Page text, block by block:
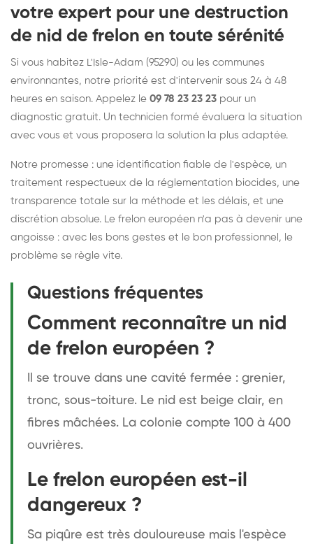
votre expert pour une destruction
de nid de frelon en toute sérénité
Si vous habitez L'Isle-Adam (95290) ou les communes
environnantes, notre priorité est d'intervenir sous 24 à 48
heures en saison. Appelez le 09 78 23 23 23 pour un
diagnostic gratuit. Un technicien formé évaluera la situation
avec vous et vous proposera la solution la plus adaptée.
Notre promesse : une identification fiable de l'espèce, un
traitement respectueux de la réglementation biocides, une
transparence totale sur la méthode et les délais, et une
discrétion absolue. Le frelon européen n'a pas à devenir une
angoisse : avec les bons gestes et le bon professionnel, le
problème se règle vite.
Questions fréquentes
Comment reconnaître un nid
de frelon européen ?
Il se trouve dans une cavité fermée : grenier,
tronc, sous-toiture. Le nid est beige clair, en
fibres mâchées. La colonie compte 100 à 400
ouvrières.
Le frelon européen est-il
dangereux ?
Sa piqûre est très douloureuse mais l'espèce